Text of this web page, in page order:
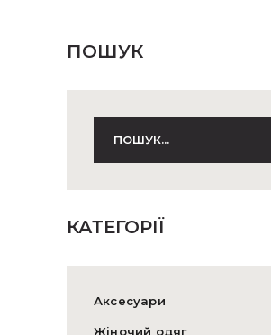
ПОШУК
КАТЕГОРІЇ
Аксесуари
Жіночий одяг